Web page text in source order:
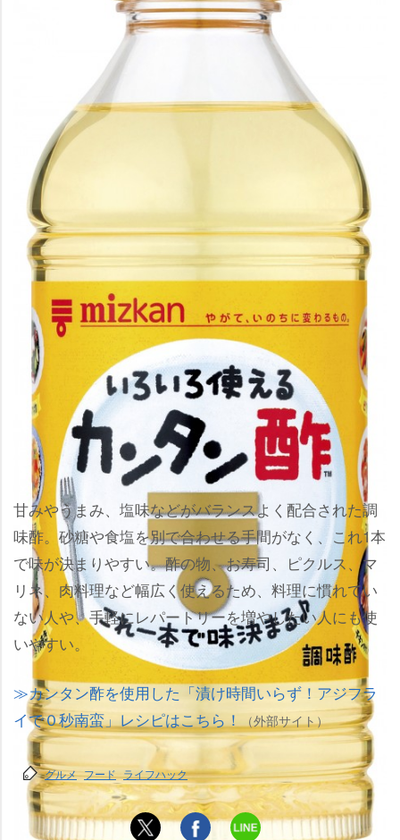
甘みやうまみ、塩味などがバランスよく配合された調
味酢。砂糖や食塩を別で合わせる手間がなく、これ1本
で味が決まりやすい。酢の物、お寿司、ピクルス、マ
リネ、肉料理など幅広く使えるため、料理に慣れてい
ない人や、手軽にレパートリーを増やしたい人にも使
いやすい。
カンタン酢を使用した「漬け時間いらず！アジフラ
イで０秒南蛮」レシピはこちら！ （外部サイト）
グルメ フード ライフハック